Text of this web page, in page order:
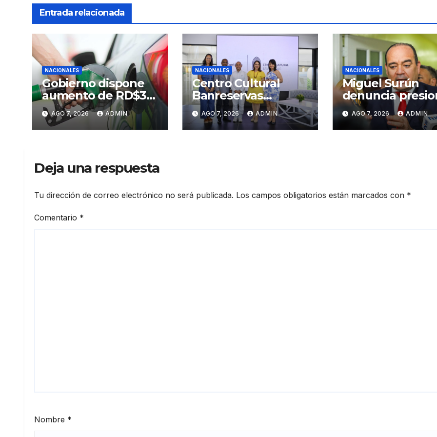
Entrada relacionada
NACIONALES
Gobierno dispone
aumento de RD$3
pesos a gasolinas
premium y regular
AGO 7, 2026 ADMIN
NACIONALES
Centro Cultural
Banreservas
Santiago inaugura
Primer Congreso de
Artesanos de
AGO 7, 2026 ADMIN
NACIONALES
Miguel Surún
denuncia
sobre jueces de
Suprema Corte
Justicia
AGO 7, 2026 ADMIN
Deja una respuesta
Tu dirección de correo electrónico no será publicada. Los campos obligatorios están marcados con *
Comentario *
Nombre *